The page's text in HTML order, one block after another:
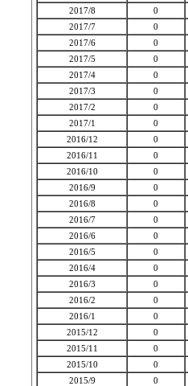
2017/8
0
2017/7
0
2017/6
0
2017/5
0
2017/4
0
2017/3
0
2017/2
0
2017/1
0
2016/12
0
2016/11
0
2016/10
0
2016/9
0
2016/8
0
2016/7
0
2016/6
0
2016/5
0
2016/4
0
2016/3
0
2016/2
0
2016/1
0
2015/12
0
2015/11
0
2015/10
0
2015/9
0